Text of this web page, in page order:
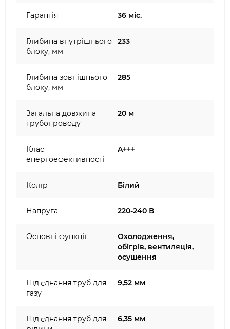
Гарантія 36 міс.
Глибина внутрішнього
блоку, мм
233
Глибина зовнішнього
блоку, мм
285
Загальна довжина
трубопроводу
20 м
Клас
енергоефективності
A+++
Колір Білий
Напруга 220-240 В
Основні функції
Охолодження,
обігрів, вентиляція,
осушення
Під'єднання труб для
газу
9,52 мм
Під'єднання труб для
6,35 мм